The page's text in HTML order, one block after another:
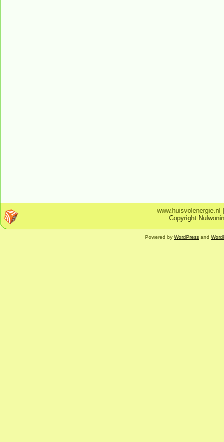
www.huisvolenergie.nl
Copyright
Powered by WordPress and